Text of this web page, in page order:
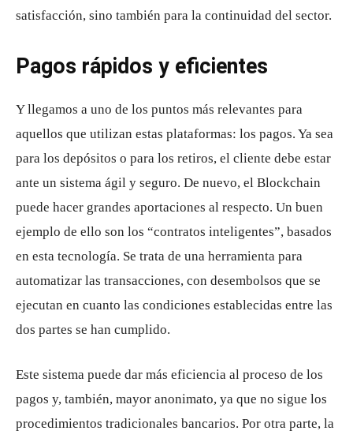
satisfacción, sino también para la continuidad del sector.
Pagos rápidos y eficientes
Y llegamos a uno de los puntos más relevantes para
aquellos que utilizan estas plataformas: los pagos. Ya sea
para los depósitos o para los retiros, el cliente debe estar
ante un sistema ágil y seguro. De nuevo, el Blockchain
puede hacer grandes aportaciones al respecto. Un buen
ejemplo de ello son los “contratos inteligentes”, basados
en esta tecnología. Se trata de una herramienta para
automatizar las transacciones, con desembolsos que se
ejecutan en cuanto las condiciones establecidas entre las
dos partes se han cumplido.
Este sistema puede dar más eficiencia al proceso de los
pagos y, también, mayor anonimato, ya que no sigue los
procedimientos tradicionales bancarios. Por otra parte, la